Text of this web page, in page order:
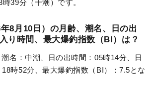
時39分（干潮）です。
8月10日）の月齢、潮名、日の出
り時間、最大爆釣指数（BI）は？
潮名：中潮、日の出時間：05時14分、日
時52分、最大爆釣指数（BI）：7.5とな